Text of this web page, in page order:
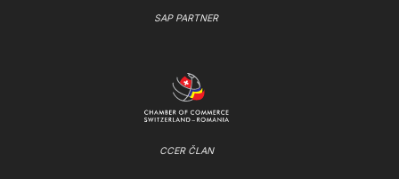
SAP PARTNER
CCER ČLAN